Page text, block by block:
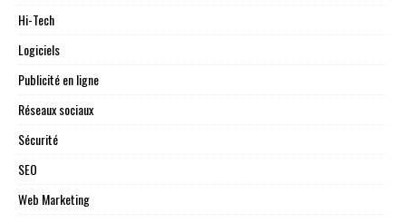
Hi-Tech
Logiciels
Publicité en ligne
Réseaux sociaux
Sécurité
SEO
Web Marketing